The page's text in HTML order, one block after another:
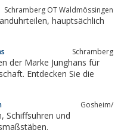
Schramberg OT Waldmössingen
hauptsächlich
Schramberg
der Marke Junghans für
Gosheim/